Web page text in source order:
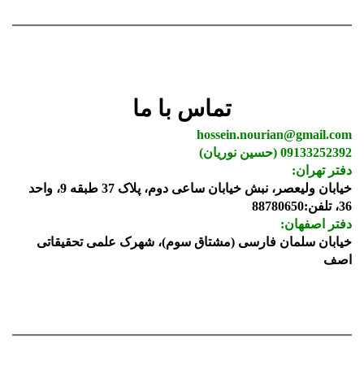
تماس با ما
hossein.nourian@gmail.com
09133252392 (حسین نوریان)
دفتر تهران:
خیابان ولیعصر، نبش خیابان ساعی دوم، پلاک 37 طبقه 9، واحد
36، تلفن:88780650
دفتر اصفهان:
خیابان سلمان فارسی (مشتاق سوم)، شهرک علمی تحقیقاتی
اصف